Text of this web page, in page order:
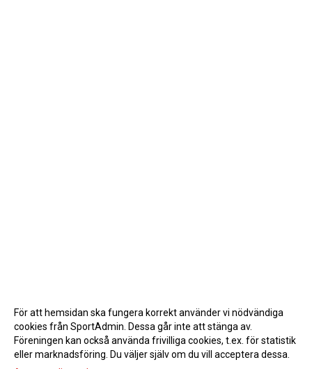
För att hemsidan ska fungera korrekt använder vi nödvändiga
cookies från SportAdmin. Dessa går inte att stänga av.
Föreningen kan också använda frivilliga cookies, t.ex. för statistik
eller marknadsföring. Du väljer själv om du vill acceptera dessa.